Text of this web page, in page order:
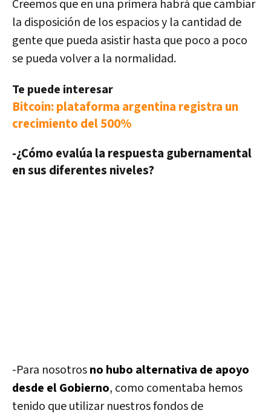
Creemos que en una primera habrá que cambiar
la disposición de los espaciosy la cantidad de
gente que pueda asistir hasta que poco a poco
se pueda volver a la normalidad.
Te puede interesar
Bitcoin: plataforma argentina registra un
crecimiento del 500%
-¿Cómo evalúa la respuesta gubernamental
en sus diferentes niveles?
-Para nosotrosno hubo alternativa de apoyo
desde el Gobierno, como comentaba hemos
tenido que utilizar nuestros fondos de